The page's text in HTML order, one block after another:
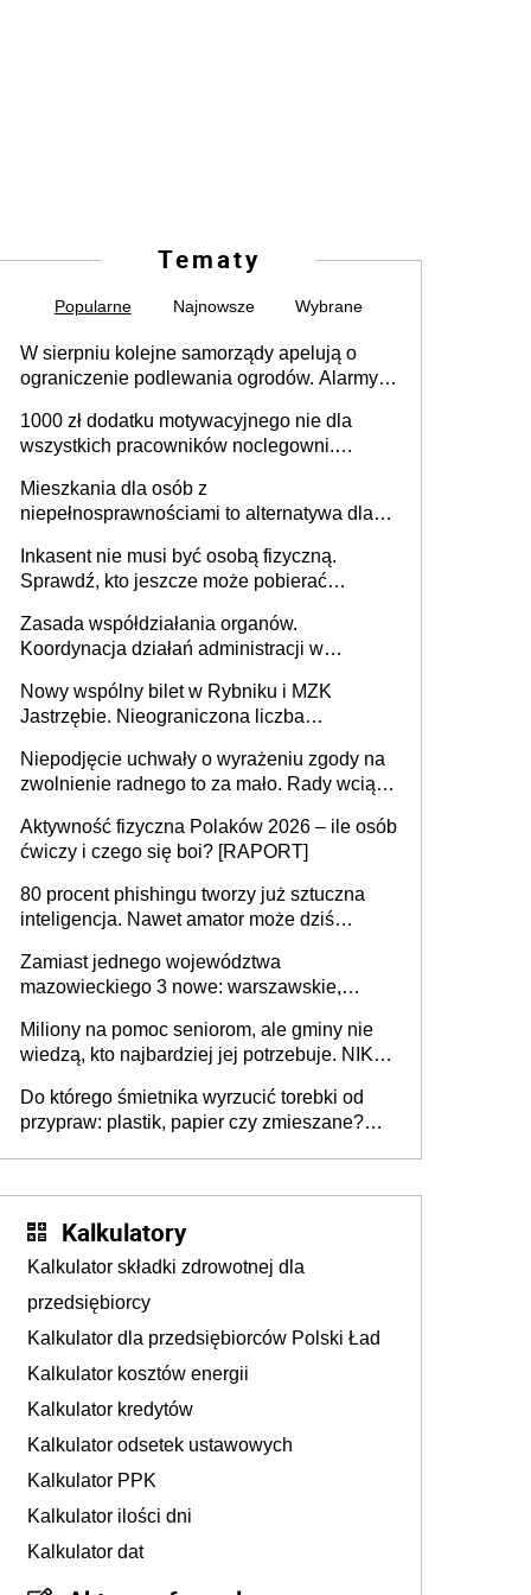
Tematy
Popularne Najnowsze Wybrane
W sierpniu kolejne samorządy apelują o
ograniczenie podlewania ogrodów. Alarmy w
może objąć cały kraj
1000 zł dodatku motywacyjnego nie dla
wszystkich pracowników noclegowni.
Mieszkania dla osób z
niepełnosprawnościami to alternatywa dla
samodzielnie lub z rodziną
Inkasent nie musi być osobą fizyczną.
Sprawdź, kto jeszcze może pobierać
Zasada współdziałania organów.
Koordynacja działań administracji w
Nowy wspólny bilet w Rybniku i MZK
Jastrzębie. Nieograniczona liczba
Niepodjęcie uchwały o wyrażeniu zgody na
zwolnienie radnego to za mało. Rady wciąż
rozstrzygać sprawy
Aktywność fizyczna Polaków 2026 – ile osób
ćwiczy i czego się boi? [RAPORT]
80 procent phishingu tworzy już sztuczna
inteligencja. Nawet amator może dziś
Zamiast jednego województwa
mazowieckiego 3 nowe: warszawskie,
Europie nie ma tak dużych jednostek
stołecznych
Miliony na pomoc seniorom, ale gminy nie
wiedzą, kto najbardziej jej potrzebuje. NIK
Do którego śmietnika wyrzucić torebki od
przypraw: plastik, papier czy zmieszane?
Kalkulatory
Kalkulator składki zdrowotnej dla
przedsiębiorcy
Kalkulator dla przedsiębiorców Polski Ład
Kalkulator kosztów energii
Kalkulator kredytów
Kalkulator odsetek ustawowych
Kalkulator PPK
Kalkulator ilości dni
Kalkulator dat